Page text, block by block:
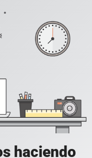
haciendo